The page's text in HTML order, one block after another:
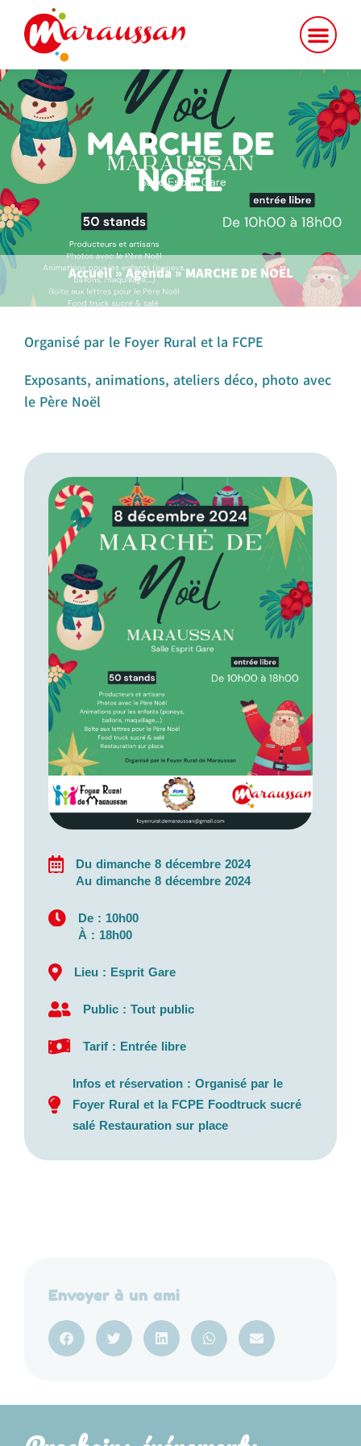
MARCHE DE
NOËL
Accueil»Agenda»MARCHE DE NOËL
Organisé par le Foyer Rural et la FCPE
Exposants, animations, ateliers déco, photo avec
le Père Noël
Du dimanche 8 décembre 2024
Au dimanche 8 décembre 2024
De : 10h00
À : 18h00
Lieu : Esprit Gare
Public : Tout public
Tarif : Entrée libre
Infos et réservation : Organisé par le
Foyer Rural et la FCPE Foodtruck sucré
salé Restauration sur place
Envoyer à un ami